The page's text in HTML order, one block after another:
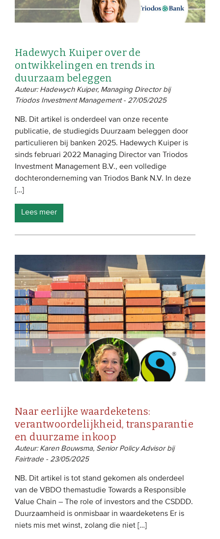
Hadewych Kuiper over de
ontwikkelingen en trends in
duurzaam beleggen
Auteur: Hadewych Kuiper, Managing Director bij
Triodos Investment Management - 27/05/2025
NB. Dit artikel is onderdeel van onze recente
publicatie, de studiegids Duurzaam beleggen door
particulieren bij banken 2025. Hadewych Kuiper is
sinds februari 2022 Managing Director van Triodos
Investment Management B.V., een volledige
dochteronderneming van Triodos Bank N.V. In deze
[…]
Lees meer
Naar eerlijke waardeketens:
verantwoordelijkheid, transparantie
en duurzame inkoop
Auteur: Karen Bouwsma, Senior Policy Advisor bij
Fairtrade - 23/05/2025
NB. Dit artikel is tot stand gekomen als onderdeel
van de VBDO themastudie Towards a Responsible
Value Chain – The role of investors and the CSDDD.
Duurzaamheid is onmisbaar in waardeketens Er is
niets mis met winst, zolang die niet […]